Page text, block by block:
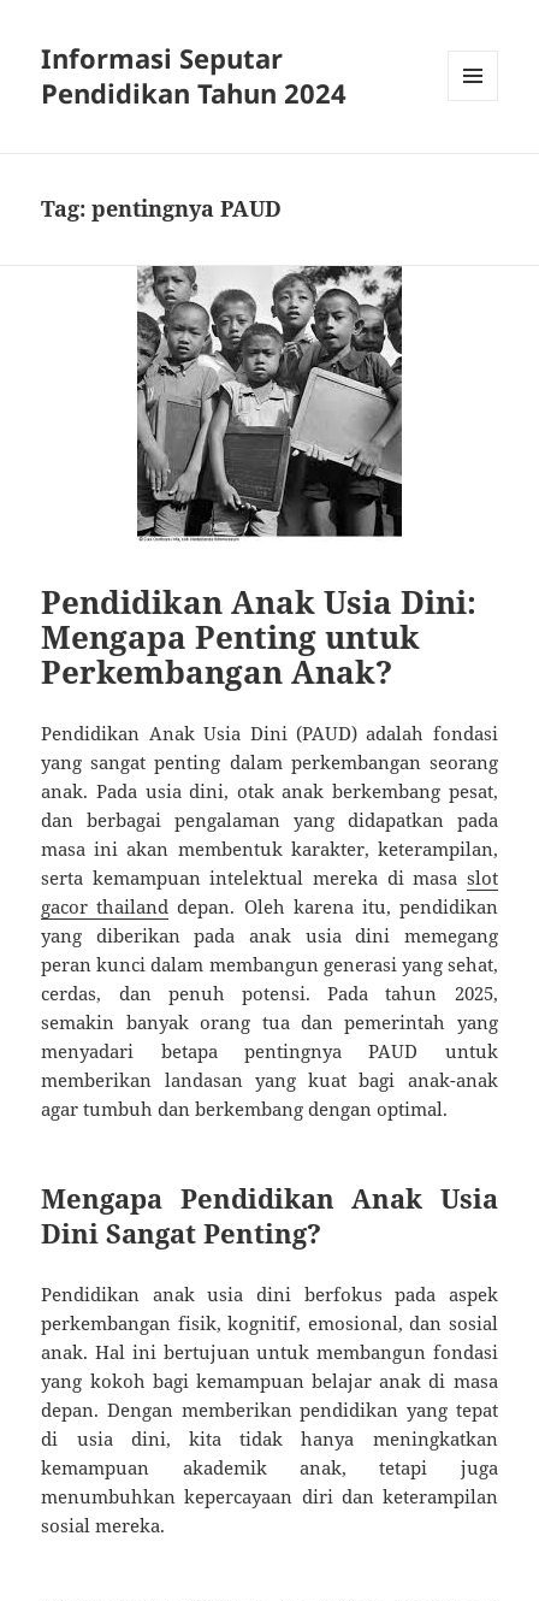
Informasi Seputar
Pendidikan Tahun 2024
Tag:pentingnya PAUD
Pendidikan Anak Usia Dini:
Mengapa Penting untuk
Perkembangan Anak?
Pendidikan Anak Usia Dini (PAUD) adalah fondasi
yang sangat penting dalam perkembangan seorang
anak. Pada usia dini, otak anak berkembang pesat,
dan berbagai pengalaman yang didapatkan pada
masa ini akan membentuk karakter, keterampilan,
serta kemampuan intelektual mereka di masa slot
gacor thailand depan. Oleh karena itu, pendidikan
yang diberikan pada anak usia dini memegang
peran kunci dalam membangun generasi yang sehat,
cerdas, dan penuh potensi. Pada tahun 2025,
semakin banyak orang tua dan pemerintah yang
menyadari betapa pentingnya PAUD untuk
memberikan landasan yang kuat bagi anak-anak
agar tumbuh dan berkembang dengan optimal.
Mengapa Pendidikan Anak Usia
Dini Sangat Penting?
Pendidikan anak usia dini berfokus pada aspek
perkembangan fisik, kognitif, emosional, dan sosial
anak. Hal ini bertujuan untuk membangun fondasi
yang kokoh bagi kemampuan belajar anak di masa
depan. Dengan memberikan pendidikan yang tepat
di usia dini, kita tidak hanya meningkatkan
kemampuan akademik anak, tetapi juga
menumbuhkan kepercayaan diri dan keterampilan
sosial mereka.